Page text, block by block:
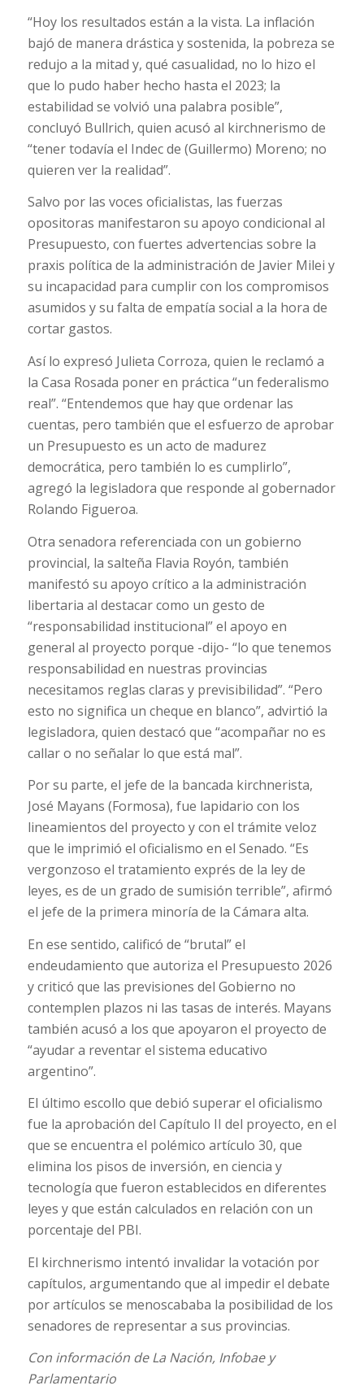
“Hoy los resultados están a la vista. La inflación
bajó de manera drástica y sostenida, la pobreza se
redujo a la mitad y, qué casualidad, no lo hizo el
que lo pudo haber hecho hasta el 2023; la
estabilidad se volvió una palabra posible”,
concluyó Bullrich, quien acusó al kirchnerismo de
“tener todavía el Indec de (Guillermo) Moreno; no
quieren ver la realidad”.
Salvo por las voces oficialistas, las fuerzas
opositoras manifestaron su apoyo condicional al
Presupuesto, con fuertes advertencias sobre la
praxis política de la administración de Javier Milei y
su incapacidad para cumplir con los compromisos
asumidos y su falta de empatía social a la hora de
cortar gastos.
Así lo expresó Julieta Corroza, quien le reclamó a
la Casa Rosada poner en práctica “un federalismo
real”. “Entendemos que hay que ordenar las
cuentas, pero también que el esfuerzo de aprobar
un Presupuesto es un acto de madurez
democrática, pero también lo es cumplirlo”,
agregó la legisladora que responde al gobernador
Rolando Figueroa.
Otra senadora referenciada con un gobierno
provincial, la salteña Flavia Royón, también
manifestó su apoyo crítico a la administración
libertaria al destacar como un gesto de
“responsabilidad institucional” el apoyo en
general al proyecto porque -dijo- “lo que tenemos
responsabilidad en nuestras provincias
necesitamos reglas claras y previsibilidad”. “Pero
esto no significa un cheque en blanco”, advirtió la
legisladora, quien destacó que “acompañar no es
callar o no señalar lo que está mal”.
Por su parte, el jefe de la bancada kirchnerista,
José Mayans (Formosa), fue lapidario con los
lineamientos del proyecto y con el trámite veloz
que le imprimió el oficialismo en el Senado. “Es
vergonzoso el tratamiento exprés de la ley de
leyes, es de un grado de sumisión terrible”, afirmó
el jefe de la primera minoría de la Cámara alta.
En ese sentido, calificó de “brutal” el
endeudamiento que autoriza el Presupuesto 2026
y criticó que las previsiones del Gobierno no
contemplen plazos ni las tasas de interés. Mayans
también acusó a los que apoyaron el proyecto de
“ayudar a reventar el sistema educativo
argentino”.
El último escollo que debió superar el oficialismo
fue la aprobación del Capítulo II del proyecto, en el
que se encuentra el polémico artículo 30, que
elimina los pisos de inversión, en ciencia y
tecnología que fueron establecidos en diferentes
leyes y que están calculados en relación con un
porcentaje del PBI.
El kirchnerismo intentó invalidar la votación por
capítulos, argumentando que al impedir el debate
por artículos se menoscababa la posibilidad de los
senadores de representar a sus provincias.
Con información de La Nación, Infobae y
Parlamentario